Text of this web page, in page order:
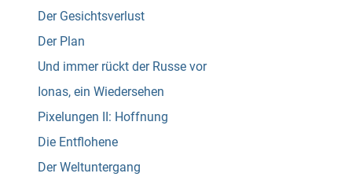
Der Gesichtsverlust
Der Plan
Und immer rückt der Russe vor
Ionas, ein Wiedersehen
Pixelungen II: Hoffnung
Die Entflohene
Der Weltuntergang